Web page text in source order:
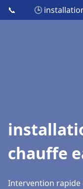
📞 🕒
chauffe
Intervention rapide